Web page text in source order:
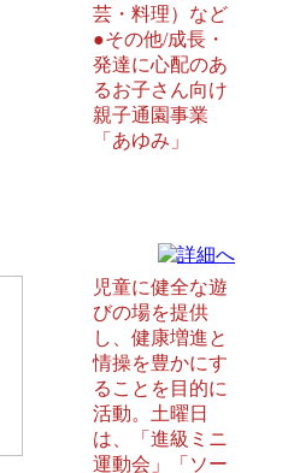
芸・料理）など
●その他/成長・
発達に心配のあ
るお子さん向け
親子通園事業
「あゆみ」
児童に健全な遊
びの場を提供
し、健康増進と
情操を豊かにす
ることを目的に
活動。土曜日
は、「進級ミニ
運動会」「ソー